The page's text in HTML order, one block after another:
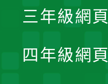
三年級網頁
四年級網頁